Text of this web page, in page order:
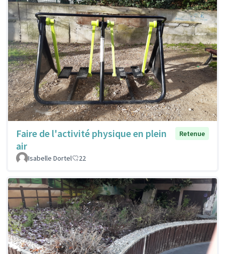
Faire de l'activité physique en plein
air
Retenue
Isabelle Dortel 22